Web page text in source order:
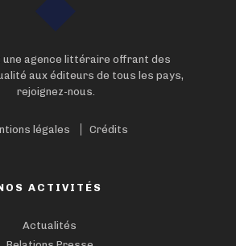
une agence littéraire offrant des
aux éditeurs de tous les pays,
rejoignez-nous.
légales Crédits
ACTIVITÉS
Actualités